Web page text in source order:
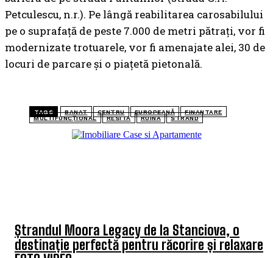
Ștrandul Moora Legacy de la Stanciova, o
destinație perfectă pentru răcorire și relaxare
Petculescu, n.r.). Pe lângă reabilitarea carosabilului
pe o suprafață de peste 7.000 de metri pătrați, vor fi
modernizate trotuarele, vor fi amenajate alei, 30 de
locuri de parcare și o piațetă pietonală.
TAGS BANAT CENTRU EUROPEANĂ
FINANTARE
MULTIFUNCȚIONAL
RESITA RUINA STRAND